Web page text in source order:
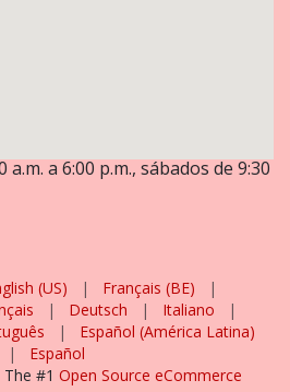
a 6:00 p.m., sábados de 9:30
(US) | Français (BE)
|
| Deutsch | Italiano
|
|
Español (América Latina)
|
Español
The #1Open Source eCommerce